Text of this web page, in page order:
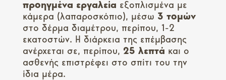
προηγμένα εργαλεία εξοπλισμένα με
κάμερα (λαπαροσκόπιο), μέσω 3 τομών
στο δέρμα διαμέτρου, περίπου, 1-2
εκατοστών. Η διάρκεια της επέμβασης
ανέρχεται σε, περίπου, 25 λεπτά και ο
ασθενής επιστρέφει στο σπίτι του την
ίδια μέρα.